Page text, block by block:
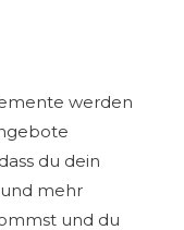
werden
du dein
mehr
und du